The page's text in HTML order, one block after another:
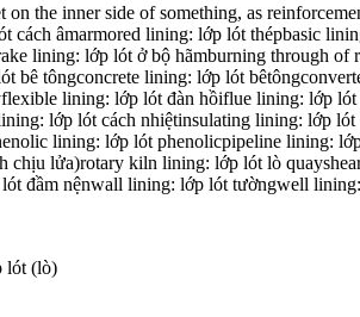
the inner side of something, as
cách âmarmored lining: lớp lót thépbasic
lining: lớp lót ở bộ hãmburning through
bê tôngconcrete lining: lớp lót
lining: lớp lót đàn hồiflue lining: lớp
lớp lót cách nhiệtinsulating lining: lớp
lining: lớp lót phenolicpipeline lining:
chịu lửa)rotary kiln lining: lớp lót lò
đầm nệnwall lining: lớp lót tườngwell
lót (lò)